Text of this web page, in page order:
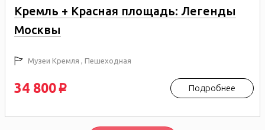
Кремль + Красная площадь: Легенды
Москвы
Музеи Кремля , Пешеходная
34 800 p Подробнее